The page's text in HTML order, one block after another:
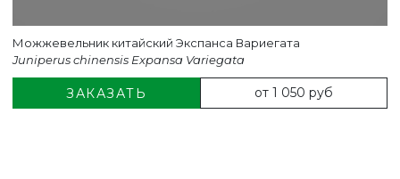
Можжевельник китайский Экспанса Вариегата
Juniperus chinensis Expansa Variegata
ЗАКАЗАТЬ от 1 050 руб